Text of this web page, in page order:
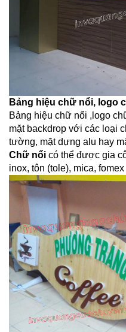
Bảng hiệu chữ nổi, logo
Bảng hiệu chữ nổi ,logo
mặt backdrop với các loại
tường, mặt dựng alu hay
Chữ nổi có thể được gia
inox, tôn (tole), mica, fomex